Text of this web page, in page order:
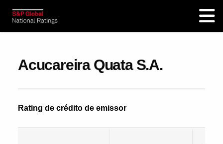
Acucareira Quata S.A.
Rating de crédito de emissor